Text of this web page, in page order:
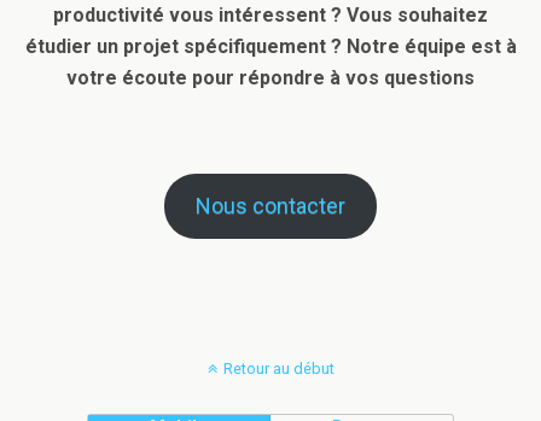
productivité vous intéressent ? Vous souhaitez
étudier un projet spécifiquement ? Notre équipe est à
votre écoute pour répondre à vos questions
Nous contacter
Retour au début